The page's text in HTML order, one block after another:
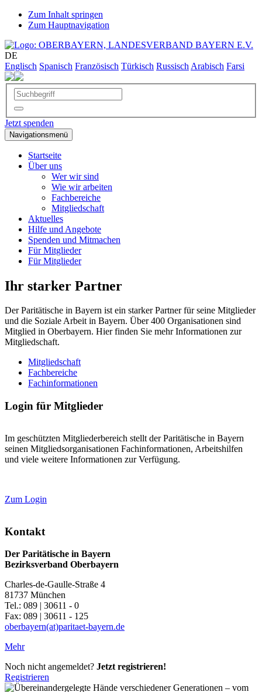
Zum Inhalt springen
Zum Hauptnavigation
DE
Englisch Spanisch Französisch Türkisch Russisch Arabisch Farsi
Jetzt spenden
Navigationsmenü
Startseite
Über uns
Wer wir sind
Wie wir arbeiten
Fachbereiche
Mitgliedschaft
Aktuelles
Hilfe und Angebote
Spenden und Mitmachen
Für Mitglieder
Für Mitglieder
Ihr starker Partner
Der Paritätische in Bayern ist ein starker Partner für seine Mitglieder
und die Soziale Arbeit in Bayern. Über 400 Organisationen sind
Mitglied in Oberbayern. Hier finden Sie mehr Informationen zur
Mitgliedschaft.
Mitgliedschaft
Fachbereiche
Fachinformationen
Login für Mitglieder
Im geschützten Mitgliederbereich stellt der Paritätische in Bayern
seinen Mitgliedsorganisationen Fachinformationen, Arbeitshilfen
und viele weitere Informationen zur Verfügung.
Zum Login
Kontakt
Der Paritätische in Bayern
Bezirksverband Oberbayern
Charles-de-Gaulle-Straße 4
81737 München
Tel.: 089 | 30611 - 0
Fax: 089 | 30611 - 125
oberbayern(at)paritaet-bayern.de
Mehr
Noch nicht angemeldet? Jetzt registrieren!
Registrieren